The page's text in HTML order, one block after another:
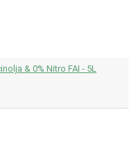
& 0% Nitro FAI - 5L